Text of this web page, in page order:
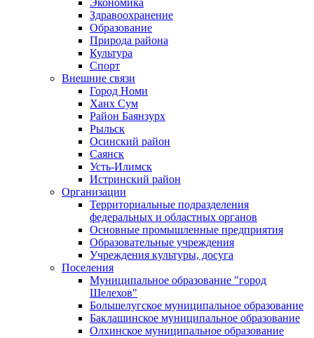
Здравоохранение
Образование
Природа района
Культура
Спорт
Внешние связи
Город Номи
Ханх Сум
Район Баянзурх
Рыльск
Осинский район
Саянск
Усть-Илимск
Истринский район
Организации
Территориальные подразделения
федеральных и областных органов
Основные промышленные предприятия
Образовательные учреждения
Учреждения культуры, досуга
Поселения
Муниципальное образование "город
Шелехов"
Большелугское муниципальное образование
Баклашинское муниципальное образование
Олхинское муниципальное образование